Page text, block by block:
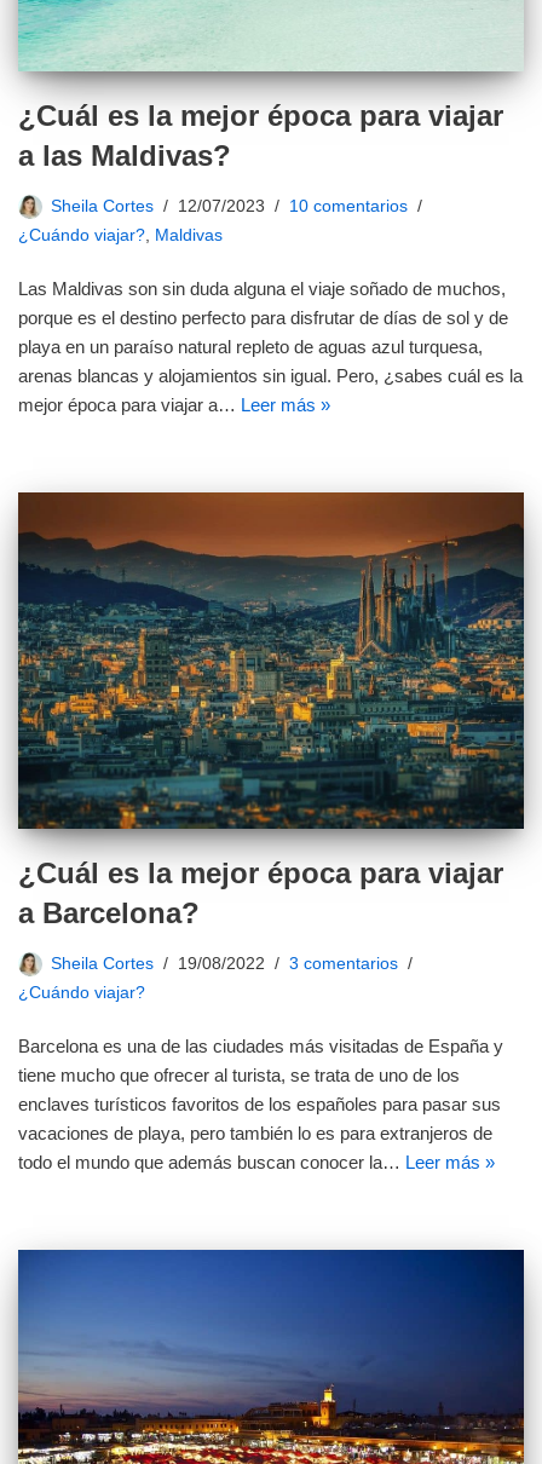
¿Cuál es la mejor época para viajar
a las Maldivas?
Sheila Cortes 12/07/2023
10 comentarios
¿Cuándo viajar? Maldivas
Las Maldivas son sin duda alguna el viaje soñado de muchos,
porque es el destino perfecto para disfrutar de días de sol y de
playa en un paraíso natural repleto de aguas azul turquesa,
arenas blancas y alojamientos sin igual. Pero, ¿sabes cuál es la
mejor época para viajar a… Leer más »
¿Cuál es la mejor época para viajar
a Barcelona?
Sheila Cortes 19/08/2022
3 comentarios
¿Cuándo viajar?
Barcelona es una de las ciudades más visitadas de España y
tiene mucho que ofrecer al turista, se trata de uno de los
enclaves turísticos favoritos de los españoles para pasar sus
vacaciones de playa, pero también lo es para extranjeros de
todo el mundo que además buscan conocer la… Leer más »